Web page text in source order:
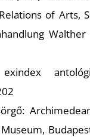
of Arts,
Walther